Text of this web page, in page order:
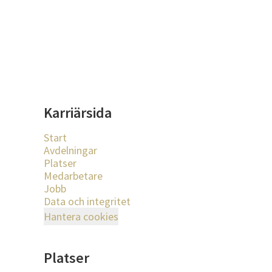
Karriärsida
Start
Avdelningar
Platser
Medarbetare
Jobb
Data och integritet
Hantera cookies
Platser